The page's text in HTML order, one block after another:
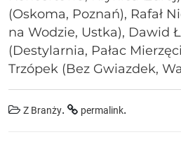
(Oskoma, Poznań), Rafał
na Wodzie, Ustka), Dawid
(Destylarnia, Pałac
Trzópek (Bez Gwiazdek,
Z Branży. permalink.